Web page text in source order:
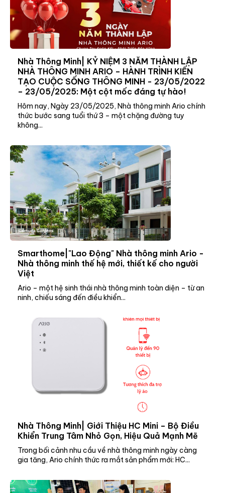
Nhà Thông Minh| KỶ NIỆM 3 NĂM THÀNH LẬP
NHÀ THÔNG MINH ARIO – HÀNH TRÌNH KIẾN
TẠO CUỘC SỐNG THÔNG MINH - 23/05/2022
– 23/05/2025: Một cột mốc đáng tự hào!
Hôm nay, Ngày 23/05/2025, Nhà thông minh Ario chính
thức bước sang tuổi thứ 3 – một chặng đường tuy
không...
Smarthome|"Lao Động" Nhà thông minh Ario -
Nhà thông minh thế hệ mới, thiết kế cho người
Việt
Ario – một hệ sinh thái nhà thông minh toàn diện – từ an
ninh, chiếu sáng đến điều khiển...
Nhà Thông Minh| Giới Thiệu HC Mini – Bộ Điều
Khiển Trung Tâm Nhỏ Gọn, Hiệu Quả Mạnh Mẽ
Trong bối cảnh nhu cầu về nhà thông minh ngày càng
gia tăng, Ario chính thức ra mắt sản phẩm mới: HC...